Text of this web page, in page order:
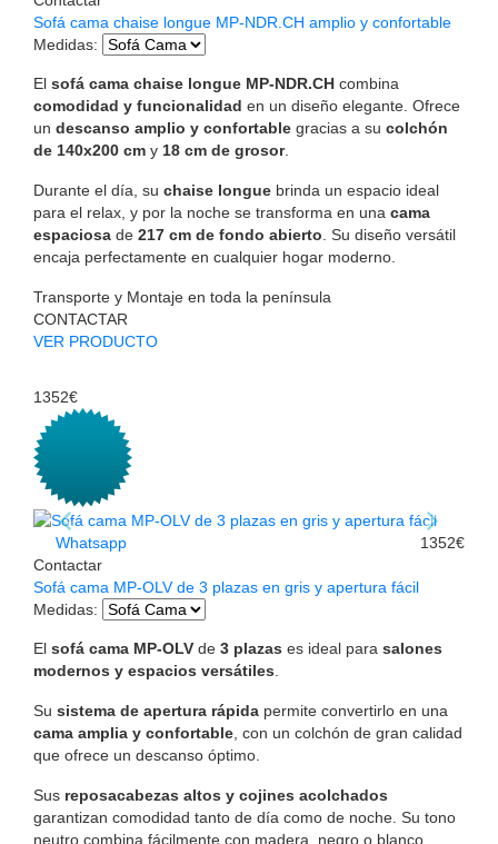
Sofá cama chaise longue MP-NDR.CH amplio y confortable
Medidas:
El sofá cama chaise longue MP-NDR.CH combina
comodidad y funcionalidad en un diseño elegante. Ofrece
un descanso amplio y confortable gracias a su colchón
de 140x200 cm y 18 cm de grosor.
Durante el día, su chaise longue brinda un espacio ideal
para el relax, y por la noche se transforma en una cama
espaciosa de 217 cm de fondo abierto. Su diseño versátil
encaja perfectamente en cualquier hogar moderno.
Transporte y Montaje en toda la península
CONTACTAR
VER PRODUCTO
1352€
Whatsapp
Contactar
1352€
Sofá cama MP-OLV de 3 plazas en gris y apertura fácil
Medidas:
El sofá cama MP-OLV de 3 plazas es ideal para salones
modernos y espacios versátiles
Su sistema de apertura rápida permite convertirlo en una
cama amplia y confortable , con un colchón de gran calidad
que ofrece un descanso óptimo.
Sus reposacabezas altos y cojines acolchados
garantizan comodidad tanto de día como de noche. Su tono
neutro combina fácilmente con madera, negro o blanco.